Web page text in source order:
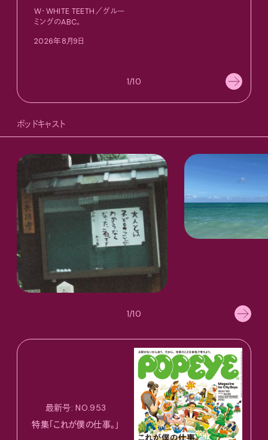
W・WHITE TEETH／グルー
ミングのABC。
2026年8月9日
1/10
ポッドキャスト
1/10
最新号: NO.953
特集「これが僕の仕事。」